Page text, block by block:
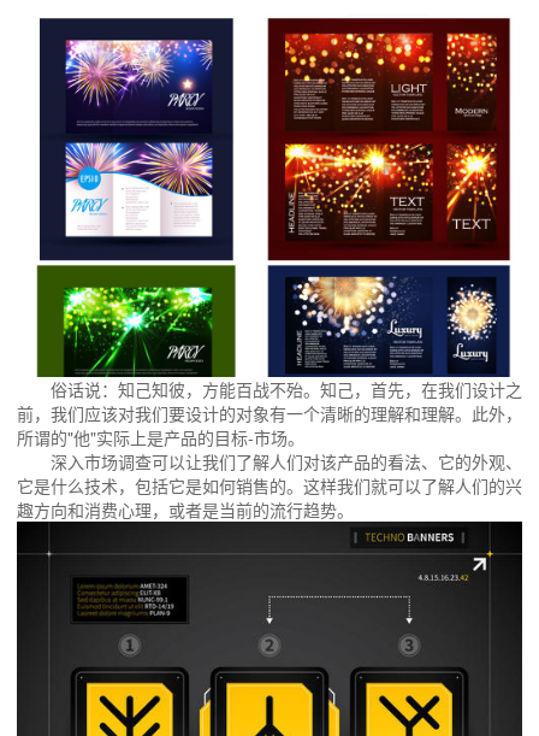
俗话说：知己知彼，方能百战不殆。知己，首先，在我们设计之
前，我们应该对我们要设计的对象有一个清晰的理解和理解。此外，
所谓的"他"实际上是产品的目标-市场。
深入市场调查可以让我们了解人们对该产品的看法、它的外观、
它是什么技术，包括它是如何销售的。这样我们就可以了解人们的兴
趣方向和消费心理，或者是当前的流行趋势。